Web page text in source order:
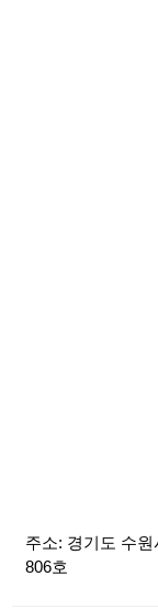
주소: 경기도 수
806호